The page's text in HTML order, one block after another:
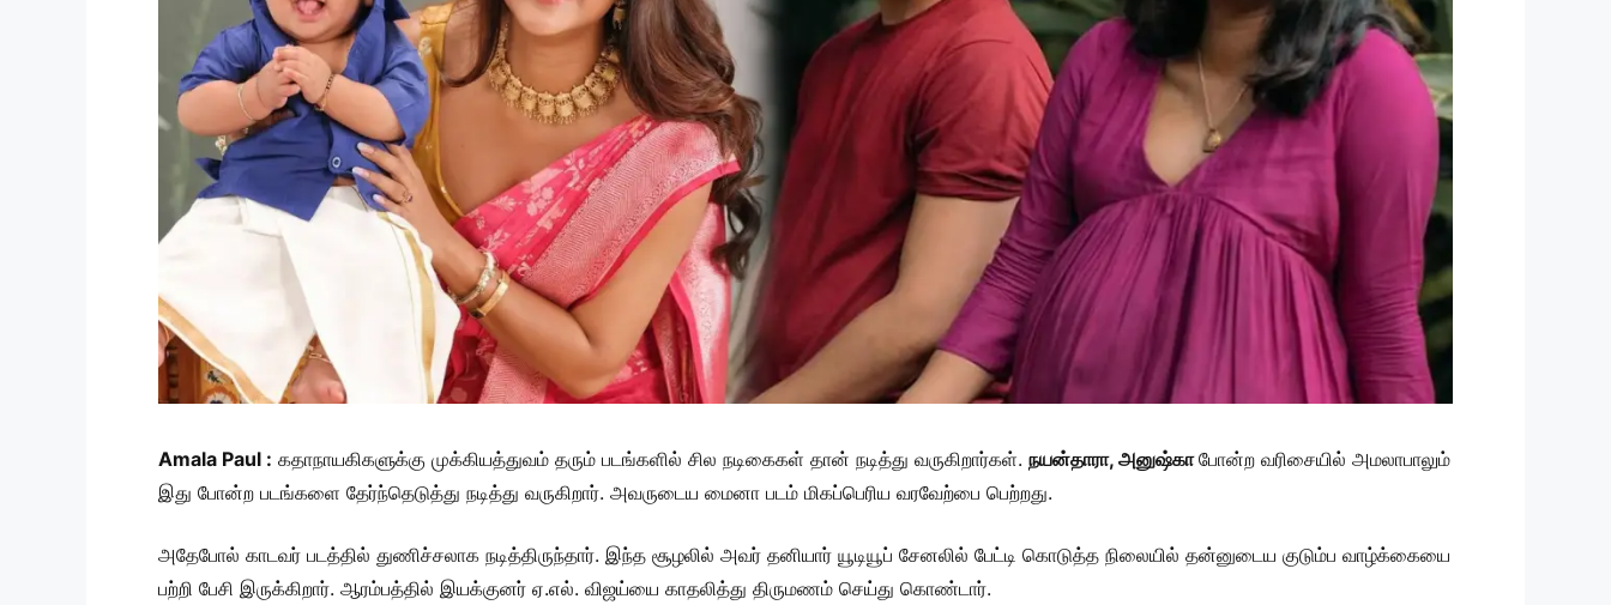
Amala Paul : கதாநாயகிகளுக்கு முக்கியத்துவம் தரும் படங்களில் சில நடிகைகள் தான் நடித்து வருகிறார்கள். நயன்தாரா, அனுஷ்காபோன்ற வரிசையில் அமலாபாலும்
இது போன்ற படங்களை தேர்ந்தெடுத்து நடித்து வருகிறார். அவருடைய மைனா படம் மிகப்பெரிய வரவேற்பை பெற்றது.
அதேபோல் காடவர் படத்தில் துணிச்சலாக நடித்திருந்தார். இந்த சூழலில் அவர் தனியார் யூடியூப் சேனலில் பேட்டி கொடுத்த நிலையில் தன்னுடைய குடும்ப வாழ்க்கையை
பற்றி பேசி இருக்கிறார். ஆரம்பத்தில் இயக்குனர் ஏ.எல். விஜய்யை காதலித்து திருமணம் செய்து கொண்டார்.